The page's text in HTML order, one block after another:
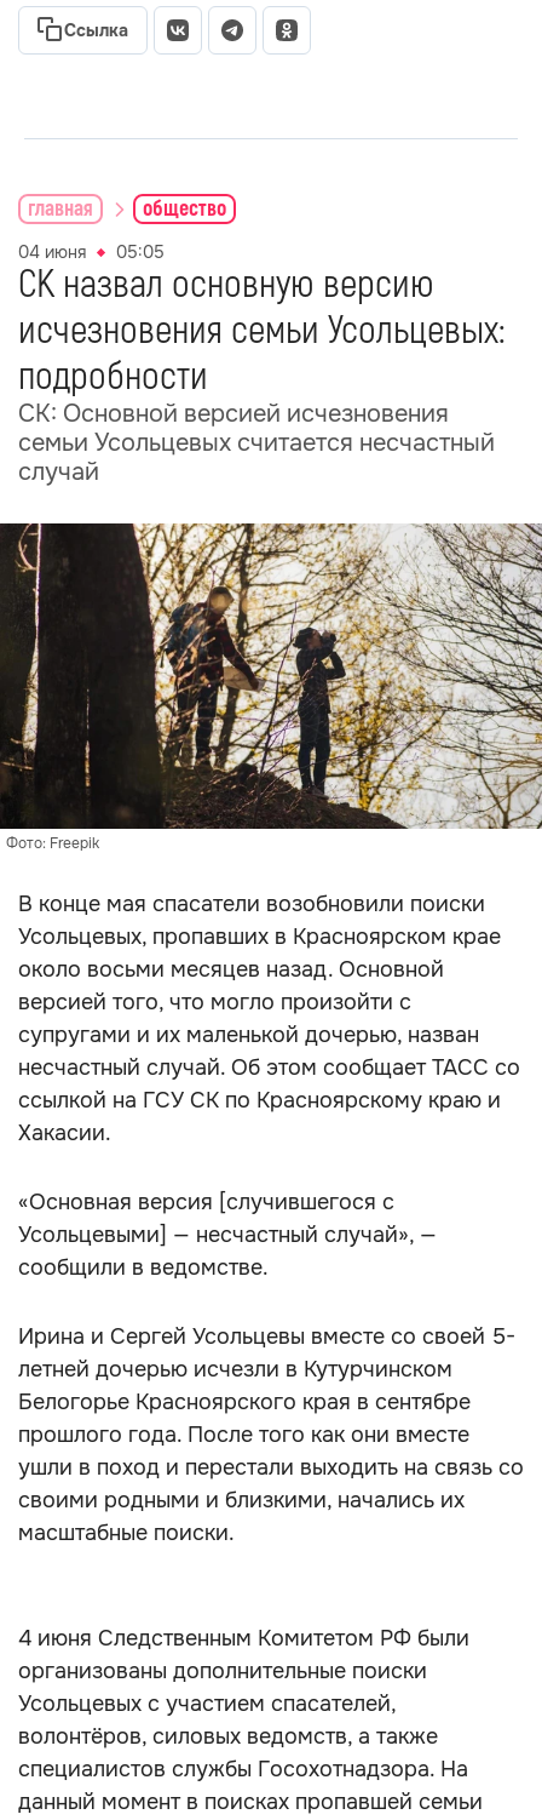
Ссылка
главная общество
04 июня 05:05
СК назвал основную версию
исчезновения семьи Усольцевых:
подробности
СК: Основной версией исчезновения
семьи Усольцевых считается несчастный
случай
Фото: Freepik
В конце мая спасатели возобновили поиски
Усольцевых, пропавших в Красноярском крае
около восьми месяцев назад. Основной
версией того, что могло произойти с
супругами и их маленькой дочерью, назван
несчастный случай. Об этом сообщает ТАСС со
ссылкой на ГСУ СК по Красноярскому краю и
Хакасии.
«Основная версия [случившегося с
Усольцевыми] — несчастный случай», —
сообщили в ведомстве.
Ирина и Сергей Усольцевы вместе со своей 5-
летней дочерью исчезли в Кутурчинском
Белогорье Красноярского края в сентябре
прошлого года. После того как они вместе
ушли в поход и перестали выходить на связь со
своими родными и близкими, начались их
масштабные поиски.
4 июня Следственным Комитетом РФ были
организованы дополнительные поиски
Усольцевых с участием спасателей,
волонтёров, силовых ведомств, а также
специалистов службы Госохотнадзора. На
данный момент в поисках пропавшей семьи